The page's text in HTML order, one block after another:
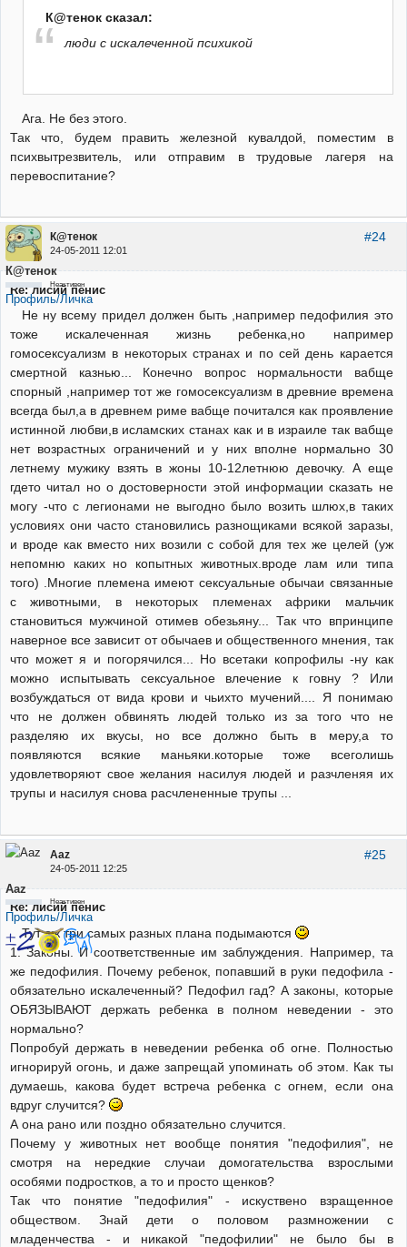
К@тенок сказал:
люди с искалеченной психикой
Ага. Не без этого.
Так что, будем править железной кувалдой, поместим в
психвытрезвитель, или отправим в трудовые лагеря на
перевоспитание?
#24
К@тенок
24-05-2011 12:01
К@тенок
Неактивен
Профиль/Личка
Re: лисий пенис
Не ну всему придел должен быть ,например педофилия это
тоже искалеченная жизнь ребенка,но например
гомосексуализм в некоторых странах и по сей день карается
смертной казнью... Конечно вопрос нормальности вабще
спорный ,например тот же гомосексуализм в древние времена
всегда был,а в древнем риме вабще почитался как проявление
истинной любви,в исламских станах как и в израиле так вабще
нет возрастных ограничений и у них вполне нормально 30
летнему мужику взять в жоны 10-12летнюю девочку. А еще
гдето читал но о достоверности этой информации сказать не
могу -что с легионами не выгодно было возить шлюх,в таких
условиях они часто становились разнощиками всякой заразы,
и вроде как вместо них возили с собой для тех же целей (уж
непомню каких но копытных животных.вроде лам или типа
того) .Многие племена имеют сексуальные обычаи связанные
с животными, в некоторых племенах африки мальчик
становиться мужчиной отимев обезьяну... Так что впринципе
наверное все зависит от обычаев и общественного мнения, так
что может я и погорячился... Но всетаки копрофилы -ну как
можно испытывать сексуальное влечение к говну ? Или
возбуждаться от вида крови и чьихто мучений.... Я понимаю
что не должен обвинять людей только из за того что не
разделяю их вкусы, но все должно быть в меру,а то
появляются всякие маньяки.которые тоже всеголишь
удовлетворяют свое желания насилуя людей и разчленяя их
трупы и насилуя снова расчлененные трупы ...
#25
Aaz
24-05-2011 12:25
Aaz
Неактивен
Профиль/Личка
Re: лисий пенис
Тут аж три самых разных плана подымаются
1. Законы. И соответственные им заблуждения. Например, та
же педофилия. Почему ребенок, попавший в руки педофила -
обязательно искалеченный? Педофил гад? А законы, которые
ОБЯЗЫВАЮТ держать ребенка в полном неведении - это
нормально?
Попробуй держать в неведении ребенка об огне. Полностью
игнорируй огонь, и даже запрещай упоминать об этом. Как ты
думаешь, какова будет встреча ребенка с огнем, если она
вдруг случится?
А она рано или поздно обязательно случится.
Почему у животных нет вообще понятия "педофилия", не
смотря на нередкие случаи домогательства взрослыми
особями подростков, а то и просто щенков?
Так что понятие "педофилия" - искуствено взращенное
обществом. Знай дети о половом размножении с
младенчества - и никакой "педофилии" не было бы в